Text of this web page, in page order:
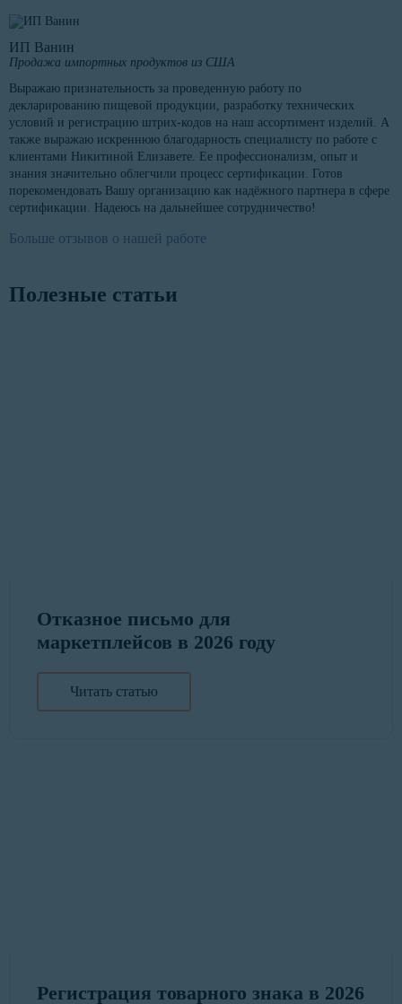
ИП Ванин
Продажа импортных продуктов из США
Выражаю признательность за проведенную работу по
декларированию пищевой продукции, разработку технических
условий и регистрацию штрих-кодов на наш ассортимент изделий. А
также выражаю искреннюю благодарность специалисту по работе с
клиентами Никитиной Елизавете. Ее профессионализм, опыт и
знания значительно облегчили процесс сертификации. Готов
порекомендовать Вашу организацию как надёжного партнера в сфере
сертификации. Надеюсь на дальнейшее сотрудничество!
Больше отзывов о нашей работе
Полезные статьи
Отказное письмо для
маркетплейсов в 2026 году
Читать статью
Регистрация товарного знака в 2026